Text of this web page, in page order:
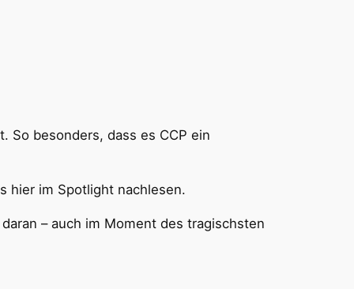
So besonders, dass es CCP ein
hier im Spotlight nachlesen.
– auch im Moment des tragischsten